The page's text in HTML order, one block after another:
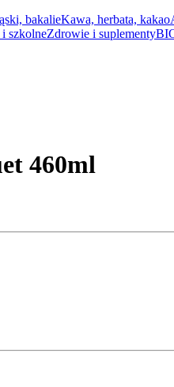
bakalieKawa, herbata, kakao
szkolneZdrowie i suplementy
460ml